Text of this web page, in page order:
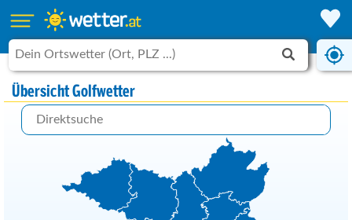
Übersicht Golfwetter